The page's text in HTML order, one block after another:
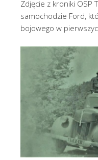
Zdjęcie z kroniki OSP
samochodzie Ford,
bojowego w